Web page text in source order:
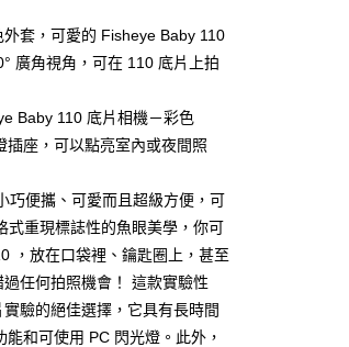
第一商業銀行
兆豐國際商業銀行
台中商業銀行
遠東國際商業銀行
永豐商業銀行
中國信託商業銀行
21家銀行
彰化商業銀行
台北富邦商業銀行
華泰商業銀行
遠東國際商業銀行
永豐商業銀行
星展（台灣）商業銀行
)免運費
套，可愛的 Fisheye Baby 110
廣角視角，可在 110 底片上拍
Baby 110 底片相機－彩色
座，可以點亮室內或夜間照
巧便攜、可愛而且超級方便，可
式重現標誌性的魚眼美學，你可
，放在口袋裡、鑰匙圈上，甚至
任何拍照機會！ 這款實驗性
驗的絕佳選擇，它具有長時間
和可使用 PC 閃光燈。此外，